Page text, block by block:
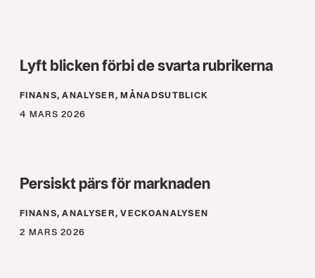
Lyft blicken förbi de svarta rubrikerna
FINANS, ANALYSER, MÅNADSUTBLICK
4 MARS 2026
Persiskt pärs för marknaden
FINANS, ANALYSER, VECKOANALYSEN
2 MARS 2026